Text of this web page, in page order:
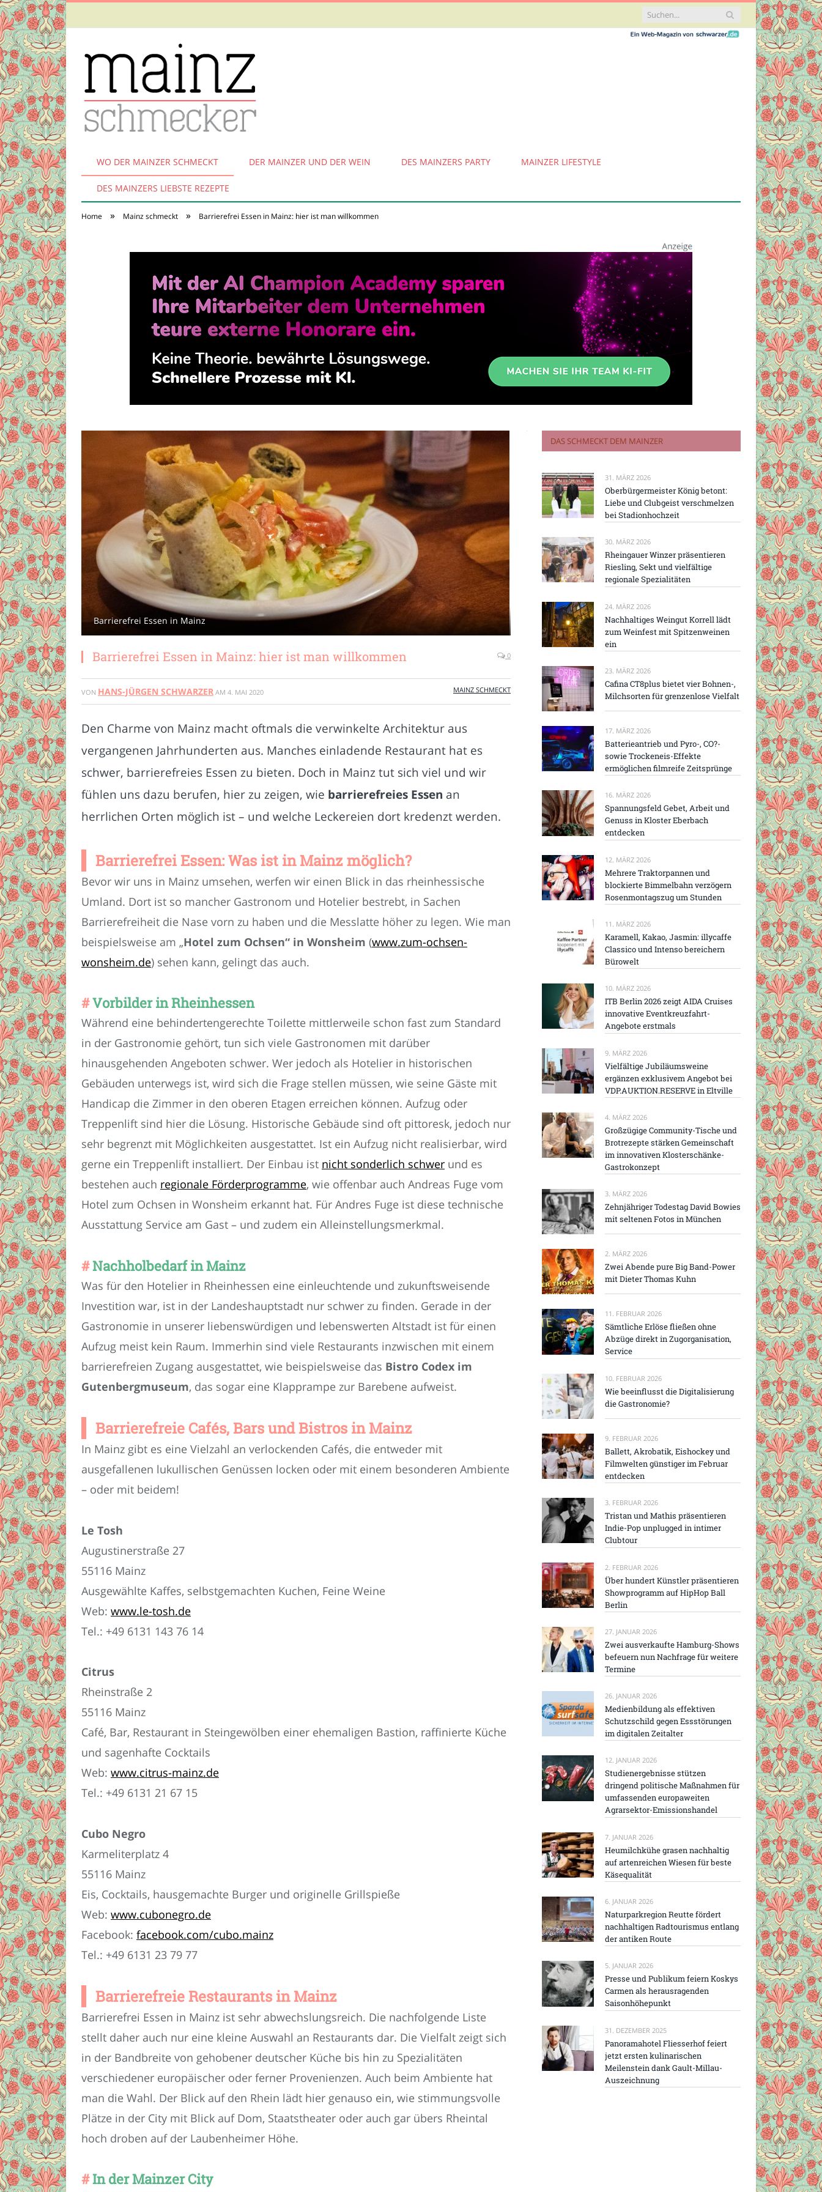
WO DER MAINZER SCHMECKT DER MAINZER UND DER WEIN DES MAINZERS PARTY MAINZER LIFESTYLE
DES MAINZERS LIEBSTE REZEPTE
Home » Mainz schmeckt » Barrierefrei Essen in Mainz: hier ist man willkommen
Barrierefrei Essen in Mainz
Barrierefrei Essen in Mainz: hier ist man willkommen 0
VON HANS-JÜRGEN SCHWARZER AM 4. MAI 2020 MAINZ SCHMECKT
Den Charme von Mainz macht oftmals die verwinkelte Architektur aus
vergangenen Jahrhunderten aus. Manches einladende Restaurant hat es
schwer, barrierefreies Essen zu bieten. Doch in Mainz tut sich viel und wir
fühlen uns dazu berufen, hier zu zeigen, wie barrierefreies Essen an
herrlichen Orten möglich ist – und welche Leckereien dort kredenzt werden.
Barrierefrei Essen: Was ist in Mainz möglich?
Bevor wir uns in Mainz umsehen, werfen wir einen Blick in das rheinhessische
Umland. Dort ist so mancher Gastronom und Hotelier bestrebt, in Sachen
Barrierefreiheit die Nase vorn zu haben und die Messlatte höher zu legen. Wie man
beispielsweise am „Hotel zum Ochsen“ in Wonsheim (www.zum-ochsen-
wonsheim.de) sehen kann, gelingt das auch.
Vorbilder in Rheinhessen
Während eine behindertengerechte Toilette mittlerweile schon fast zum Standard
in der Gastronomie gehört, tun sich viele Gastronomen mit darüber
hinausgehenden Angeboten schwer. Wer jedoch als Hotelier in historischen
Gebäuden unterwegs ist, wird sich die Frage stellen müssen, wie seine Gäste mit
Handicap die Zimmer in den oberen Etagen erreichen können. Aufzug oder
Treppenlift sind hier die Lösung. Historische Gebäude sind oft pittoresk, jedoch nur
sehr begrenzt mit Möglichkeiten ausgestattet. Ist ein Aufzug nicht realisierbar, wird
gerne ein Treppenlift installiert. Der Einbau ist nicht sonderlich schwer und es
bestehen auch regionale Förderprogramme, wie offenbar auch Andreas Fuge vom
Hotel zum Ochsen in Wonsheim erkannt hat. Für Andres Fuge ist diese technische
Ausstattung Service am Gast – und zudem ein Alleinstellungsmerkmal.
Nachholbedarf in Mainz
Was für den Hotelier in Rheinhessen eine einleuchtende und zukunftsweisende
Investition war, ist in der Landeshauptstadt nur schwer zu finden. Gerade in der
Gastronomie in unserer liebenswürdigen und lebenswerten Altstadt ist für einen
Aufzug meist kein Raum. Immerhin sind viele Restaurants inzwischen mit einem
barrierefreien Zugang ausgestattet, wie beispielsweise das Bistro Codex im
Gutenbergmuseum, das sogar eine Klapprampe zur Barebene aufweist.
Barrierefreie Cafés, Bars und Bistros in Mainz
In Mainz gibt es eine Vielzahl an verlockenden Cafés, die entweder mit
ausgefallenen lukullischen Genüssen locken oder mit einem besonderen Ambiente
– oder mit beidem!
Le Tosh
Augustinerstraße 27
55116 Mainz
Ausgewählte Kaffes, selbstgemachten Kuchen, Feine Weine
Web: www.le-tosh.de
Tel.: +49 6131 143 76 14
Citrus
Rheinstraße 2
55116 Mainz
Café, Bar, Restaurant in Steingewölben einer ehemaligen Bastion, raffinierte Küche
und sagenhafte Cocktails
Web: www.citrus-mainz.de
Tel.: +49 6131 21 67 15
Cubo Negro
Karmeliterplatz 4
55116 Mainz
Eis, Cocktails, hausgemachte Burger und originelle Grillspieße
Web: www.cubonegro.de
Facebook: facebook.com/cubo.mainz
Tel.: +49 6131 23 79 77
Barrierefreie Restaurants in Mainz
Barrierefrei Essen in Mainz ist sehr abwechslungsreich. Die nachfolgende Liste
stellt daher auch nur eine kleine Auswahl an Restaurants dar. Die Vielfalt zeigt sich
in der Bandbreite von gehobener deutscher Küche bis hin zu Spezialitäten
verschiedener europäischer oder ferner Provenienzen. Auch beim Ambiente hat
man die Wahl. Der Blick auf den Rhein lädt hier genauso ein, wie stimmungsvolle
Plätze in der City mit Blick auf Dom, Staatstheater oder auch gar übers Rheintal
hoch droben auf der Laubenheimer Höhe.
In der Mainzer City
DAS SCHMECKT DEM MAINZER
31. MÄRZ 2026
Oberbürgermeister König betont:
Liebe und Clubgeist verschmelzen
bei Stadionhochzeit
30. MÄRZ 2026
Rheingauer Winzer präsentieren
Riesling, Sekt und vielfältige
regionale Spezialitäten
24. MÄRZ 2026
Nachhaltiges Weingut Korrell lädt
zum Weinfest mit Spitzenweinen
ein
23. MÄRZ 2026
Cafina CT8plus bietet vier Bohnen-,
Milchsorten für grenzenlose Vielfalt
17. MÄRZ 2026
Batterieantrieb und Pyro-, CO?-
sowie Trockeneis-Effekte
ermöglichen filmreife Zeitsprünge
16. MÄRZ 2026
Spannungsfeld Gebet, Arbeit und
Genuss in Kloster Eberbach
entdecken
12. MÄRZ 2026
Mehrere Traktorpannen und
blockierte Bimmelbahn verzögern
Rosenmontagszug um Stunden
11. MÄRZ 2026
Karamell, Kakao, Jasmin: illycaffe
Classico und Intenso bereichern
Bürowelt
10. MÄRZ 2026
ITB Berlin 2026 zeigt AIDA Cruises
innovative Eventkreuzfahrt-
Angebote erstmals
9. MÄRZ 2026
Vielfältige Jubiläumsweine
ergänzen exklusivem Angebot bei
VDP.AUKTION.RESERVE in Eltville
4. MÄRZ 2026
Großzügige Community-Tische und
Brotrezepte stärken Gemeinschaft
im innovativen Klosterschänke-
Gastrokonzept
3. MÄRZ 2026
Zehnjähriger Todestag David Bowies
mit seltenen Fotos in München
2. MÄRZ 2026
Zwei Abende pure Big Band-Power
mit Dieter Thomas Kuhn
11. FEBRUAR 2026
Sämtliche Erlöse fließen ohne
Abzüge direkt in Zugorganisation,
Service
10. FEBRUAR 2026
Wie beeinflusst die Digitalisierung
die Gastronomie?
9. FEBRUAR 2026
Ballett, Akrobatik, Eishockey und
Filmwelten günstiger im Februar
entdecken
3. FEBRUAR 2026
Tristan und Mathis präsentieren
Indie-Pop unplugged in intimer
Clubtour
2. FEBRUAR 2026
Über hundert Künstler präsentieren
Showprogramm auf HipHop Ball
Berlin
27. JANUAR 2026
Zwei ausverkaufte Hamburg-Shows
befeuern nun Nachfrage für weitere
Termine
26. JANUAR 2026
Medienbildung als effektiven
Schutzschild gegen Essstörungen
im digitalen Zeitalter
12. JANUAR 2026
Studienergebnisse stützen
dringend politische Maßnahmen für
umfassenden europaweiten
Agrarsektor-Emissionshandel
7. JANUAR 2026
Heumilchkühe grasen nachhaltig
auf artenreichen Wiesen für beste
Käsequalität
6. JANUAR 2026
Naturparkregion Reutte fördert
nachhaltigen Radtourismus entlang
der antiken Route
5. JANUAR 2026
Presse und Publikum feiern Koskys
Carmen als herausragenden
Saisonhöhepunkt
31. DEZEMBER 2025
Panoramahotel Fliesserhof feiert
jetzt ersten kulinarischen
Meilenstein dank Gault-Millau-
Auszeichnung